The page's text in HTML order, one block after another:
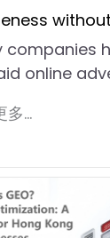
advertising
companies
online
多...